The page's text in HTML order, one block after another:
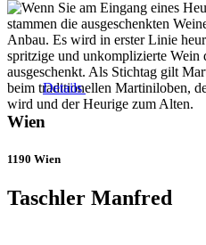
Details
Wien
1190 Wien
Taschler Manfred